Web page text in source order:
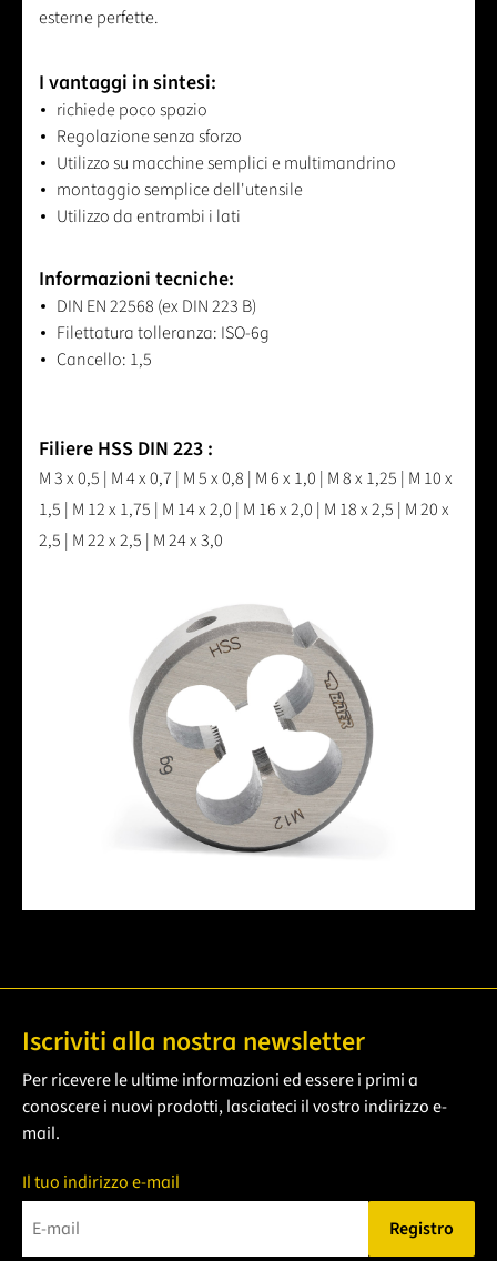
esterne perfette.
I vantaggi in sintesi:
richiede poco spazio
Regolazione senza sforzo
Utilizzo su macchine semplici e multimandrino
montaggio semplice dell'utensile
Utilizzo da entrambi i lati
Informazioni tecniche:
DIN EN 22568 (ex DIN 223 B)
Filettatura tolleranza: ISO-6g
Cancello: 1,5
Filiere HSS DIN 223 :
M 3 x 0,5 | M 4 x 0,7 | M 5 x 0,8 | M 6 x 1,0 | M 8 x 1,25 | M 10 x
1,5 | M 12 x 1,75 | M 14 x 2,0 | M 16 x 2,0 | M 18 x 2,5 | M 20 x
2,5 | M 22 x 2,5 | M 24 x 3,0
Iscriviti alla nostra newsletter
Per ricevere le ultime informazioni ed essere i primi a
conoscere i nuovi prodotti, lasciateci il vostro indirizzo e-
mail.
Il tuo indirizzo e-mail
Registro